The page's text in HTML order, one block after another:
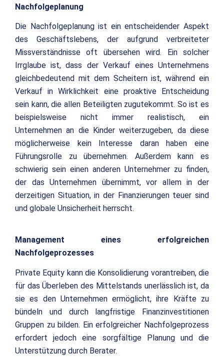
Nachfolgeplanung
Die Nachfolgeplanung ist ein entscheidender Aspekt
des Geschäftslebens, der aufgrund verbreiteter
Missverständnisse oft übersehen wird. Ein solcher
Irrglaube ist, dass der Verkauf eines Unternehmens
gleichbedeutend mit dem Scheitern ist, während ein
Verkauf in Wirklichkeit eine proaktive Entscheidung
sein kann, die allen Beteiligten zugutekommt. So ist es
beispielsweise nicht immer realistisch, ein
Unternehmen an die Kinder weiterzugeben, da diese
möglicherweise kein Interesse daran haben eine
Führungsrolle zu übernehmen. Außerdem kann es
schwierig sein einen anderen Unternehmer zu finden,
der das Unternehmen übernimmt, vor allem in der
derzeitigen Situation, in der Finanzierungen teuer sind
und globale Unsicherheit herrscht.
Management eines erfolgreichen
Nachfolgeprozesses
Private Equity kann die Konsolidierung vorantreiben, die
für das Überleben des Mittelstands unerlässlich ist, da
sie es den Unternehmen ermöglicht, ihre Kräfte zu
bündeln und durch langfristige Finanzinvestitionen
Gruppen zu bilden. Ein erfolgreicher Nachfolgeprozess
erfordert jedoch eine sorgfältige Planung und die
Unterstützung durch Berater.